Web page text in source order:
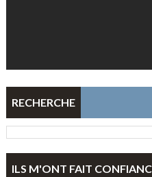
RECHERCHE
ILS M'ONT FAIT